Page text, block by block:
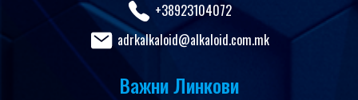
+38923104072
adrkalkaloid@alkaloid.com.mk
Важни Линкови